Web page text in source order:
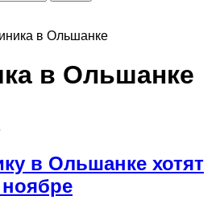
в Ольшанке
в Ольшанке
в Ольшанке хотят